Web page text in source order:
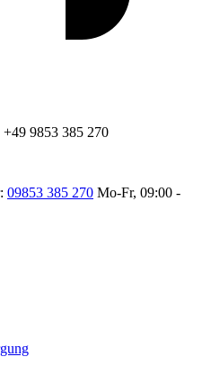
9853 385 270
09853 385 270 Mo-Fr, 09:00 -